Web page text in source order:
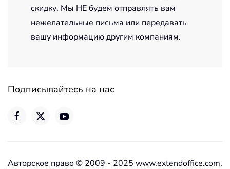
скидку. Мы НЕ будем отправлять вам
нежелательные письма или передавать
вашу информацию другим компаниям.
Подписывайтесь на нас
Авторское право © 2009 - 2025 www.extendoffice.com.